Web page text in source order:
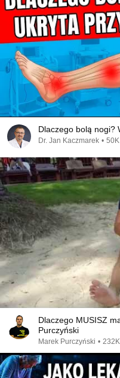
Dlaczego bolą nogi?
Dr. Jan Kaczmarek •
Dlaczego MUSISZ
Purczyński
Marek Purczyński •